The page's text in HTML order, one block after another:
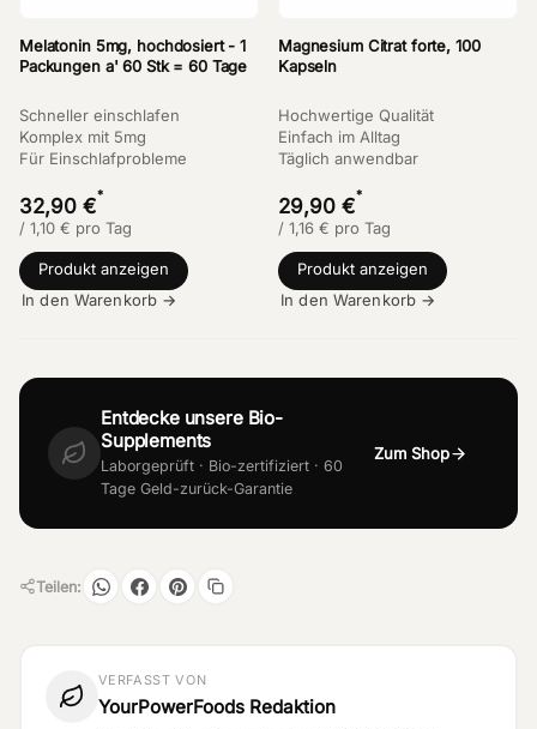
Melatonin 5mg, hochdosiert - 1
Packungen a' 60 Stk = 60 Tage
Schneller einschlafen
Komplex mit 5mg
Für Einschlafprobleme
32,90 €*
/ 1,10 € pro Tag
Produkt anzeigen
In den Warenkorb →
Magnesium Citrat forte, 100
Kapseln
Hochwertige Qualität
Einfach im Alltag
Täglich anwendbar
29,90 €*
/ 1,16 € pro Tag
Produkt anzeigen
In den Warenkorb →
Entdecke unsere Bio-
Supplements
Laborgeprüft · Bio-zertifiziert · 60
Tage Geld-zurück-Garantie
Zum Shop
Teilen:
VERFASST VON
YourPowerFoods Redaktion